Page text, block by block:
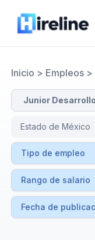
Inicio > Empleos>